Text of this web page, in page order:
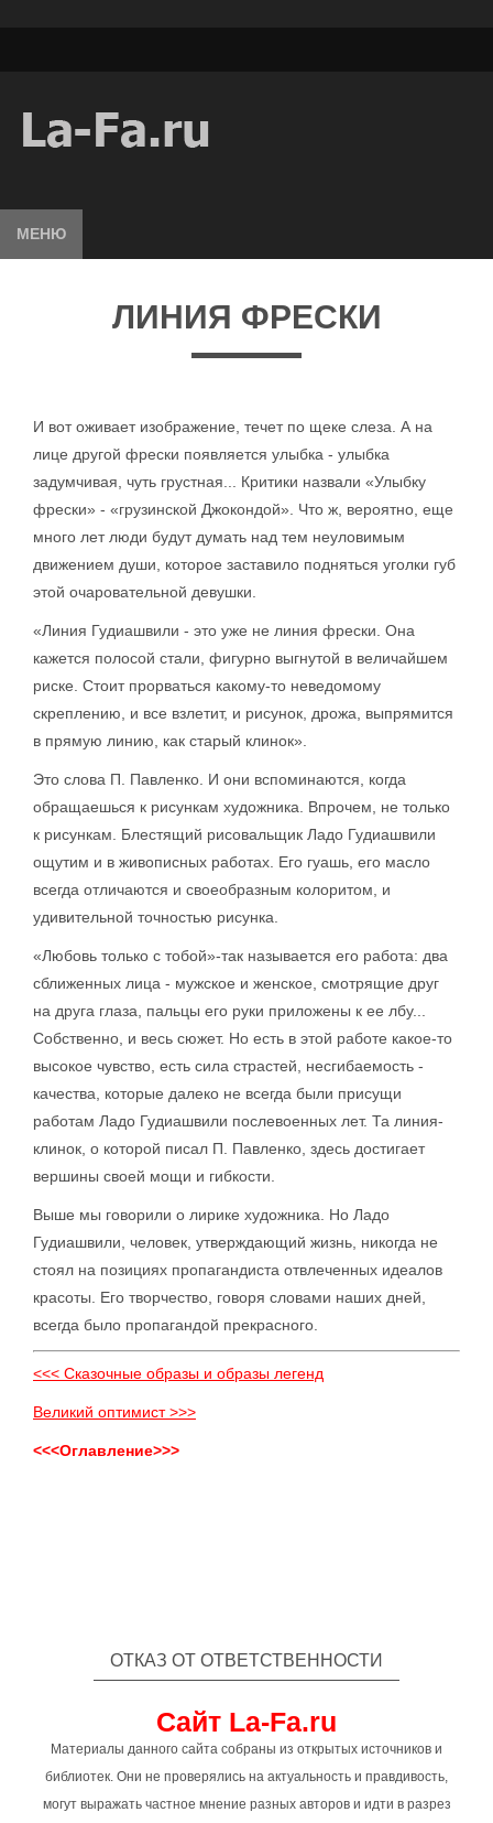
МЕНЮ
ЛИНИЯ ФРЕСКИ
И вот оживает изображение, течет по щеке слеза. А на
лице другой фрески появляется улыбка - улыбка
задумчивая, чуть грустная... Критики назвали «Улыбку
фрески» - «грузинской Джокондой». Что ж, вероятно, еще
много лет люди будут думать над тем неуловимым
движением души, которое заставило подняться уголки губ
этой очаровательной девушки.
«Линия Гудиашвили - это уже не линия фрески. Она
кажется полосой стали, фигурно выгнутой в величайшем
риске. Стоит прорваться какому-то неведомому
скреплению, и все взлетит, и рисунок, дрожа, выпрямится
в прямую линию, как старый клинок».
Это слова П. Павленко. И они вспоминаются, когда
обращаешься к рисункам художника. Впрочем, не только
к рисункам. Блестящий рисовальщик Ладо Гудиашвили
ощутим и в живописных работах. Его гуашь, его масло
всегда отличаются и своеобразным колоритом, и
удивительной точностью рисунка.
«Любовь только с тобой»-так называется его работа: два
сближенных лица - мужское и женское, смотрящие друг
на друга глаза, пальцы его руки приложены к ее лбу...
Собственно, и весь сюжет. Но есть в этой работе какое-то
высокое чувство, есть сила страстей, несгибаемость -
качества, которые далеко не всегда были присущи
работам Ладо Гудиашвили послевоенных лет. Та линия-
клинок, о которой писал П. Павленко, здесь достигает
вершины своей мощи и гибкости.
Выше мы говорили о лирике художника. Но Ладо
Гудиашвили, человек, утверждающий жизнь, никогда не
стоял на позициях пропагандиста отвлеченных идеалов
красоты. Его творчество, говоря словами наших дней,
всегда было пропагандой прекрасного.
<<< Сказочные образы и образы легенд
Великий оптимист >>>
<<<Оглавление>>>
ОТКАЗ ОТ ОТВЕТСТВЕННОСТИ
Сайт La-Fa.ru
Материалы данного сайта собраны из открытых источников и
библиотек. Они не проверялись на актуальность и правдивость,
могут выражать частное мнение разных авторов и идти в разрез